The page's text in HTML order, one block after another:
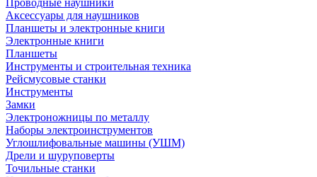
Проводные наушники
Аксессуары для наушников
Планшеты и электронные книги
Электронные книги
Планшеты
Инструменты и строительная техника
Рейсмусовые станки
Инструменты
Замки
Электроножницы по металлу
Наборы электроинструментов
Углошлифовальные машины (УШМ)
Дрели и шуруповерты
Точильные станки